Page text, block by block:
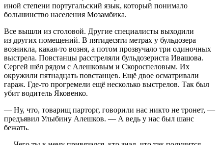
иной степени португальский язык, который понимало
большинство населения Мозамбика.
Все вышли из столовой. Другие специалисты выходили
из других помещений. В пятидесяти метрах у бульдозера
возникла, какая-то возня, а потом прозвучало три одиночных
выстрела. Повстанцы расстреляли бульдозериста Ивашова.
Сергей шёл рядом с Алешковым и Скороспеловым. Их
окружили пятнадцать повстанцев. Ещё двое осматривали
гараж. Где-то прогремели ещё несколько выстрелов. Так был
убит водитель Яковенко.
— Ну, что, товарищ парторг, говорили нас никто не тронет, —
предъявил Улыбину Алешков. — А ведь у нас был шанс
бежать.